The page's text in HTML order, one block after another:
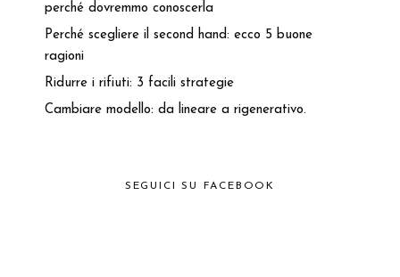
perché dovremmo conoscerla
Perché scegliere il second hand: ecco 5 buone
ragioni
Ridurre i rifiuti: 3 facili strategie
Cambiare modello: da lineare a rigenerativo.
SEGUICI SU FACEBOOK